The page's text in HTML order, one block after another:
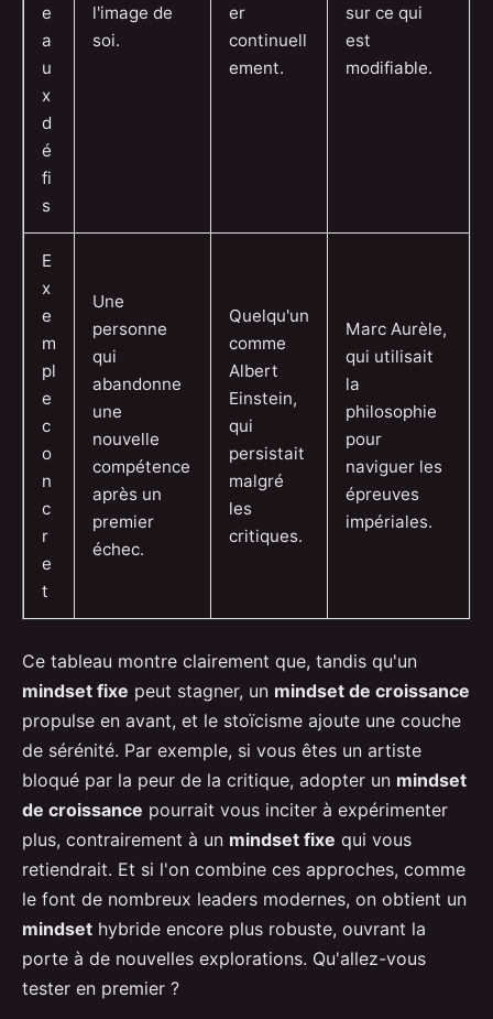
e
a
u
x
d
é
fi
s
l'image de
soi.
er
continuell
ement.
sur ce qui
est
modifiable.
E
x
e
m
pl
e
c
o
n
c
r
e
t
Une
personne
qui
abandonne
une
nouvelle
compétence
après un
premier
échec.
Quelqu'un
comme
Albert
Einstein,
qui
persistait
malgré
les
critiques.
Marc Aurèle,
qui utilisait
la
philosophie
pour
naviguer les
épreuves
impériales.
Ce tableau montre clairement que, tandis qu'un
mindset fixe peut stagner, un mindset de croissance
propulse en avant, et le stoïcisme ajoute une couche
de sérénité. Par exemple, si vous êtes un artiste
bloqué par la peur de la critique, adopter un mindset
de croissance pourrait vous inciter à expérimenter
plus, contrairement à un mindset fixe qui vous
retiendrait. Et si l'on combine ces approches, comme
le font de nombreux leaders modernes, on obtient un
mindset hybride encore plus robuste, ouvrant la
porte à de nouvelles explorations. Qu'allez-vous
tester en premier ?